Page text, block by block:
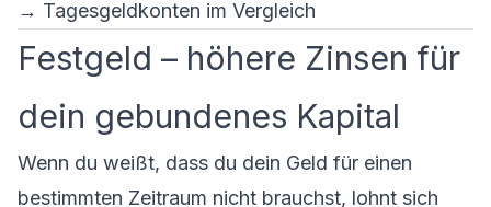
→ Tagesgeldkonten im Vergleich
Festgeld – höhere Zinsen für
dein gebundenes Kapital
Wenn du weißt, dass du dein Geld für einen
bestimmten Zeitraum nicht brauchst, lohnt sich